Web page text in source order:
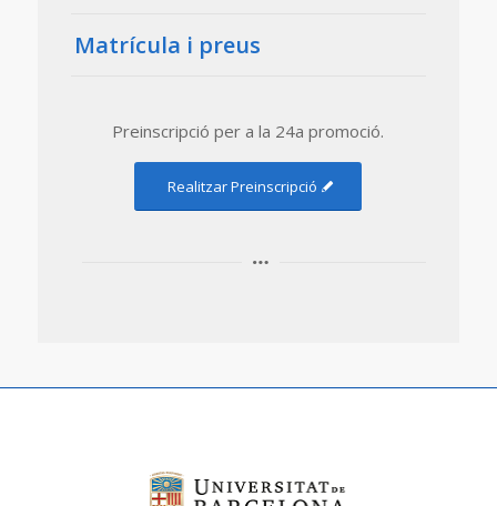
Matrícula i preus
Preinscripció per a la 24a promoció.
Realitzar Preinscripció